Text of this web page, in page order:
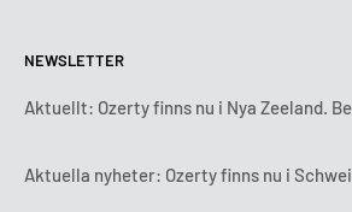
Betalningsvillkor
Abonnemangets villkor och
Rättsligt meddelande
FAQ
Ozerty håller dig säker
Tisdag:9:00 - 18:00
Onsdag:
9:00 - 18:00
Fredag:
9:00 - 18:00
NEWSLETTER
Aktuellt: Ozerty finns nu i Nya Zeeland.
Aktuella nyheter: Ozerty finns nu i